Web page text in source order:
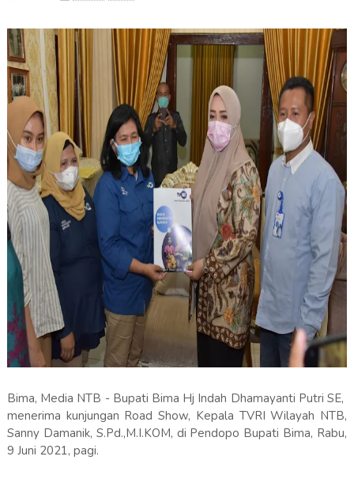
Bima, Media NTB - Bupati Bima Hj Indah Dhamayanti Putri SE,
menerima kunjungan Road Show, Kepala TVRI Wilayah NTB,
Sanny Damanik, S.Pd.,M.I.KOM, di Pendopo Bupati Bima, Rabu,
9 Juni 2021, pagi.